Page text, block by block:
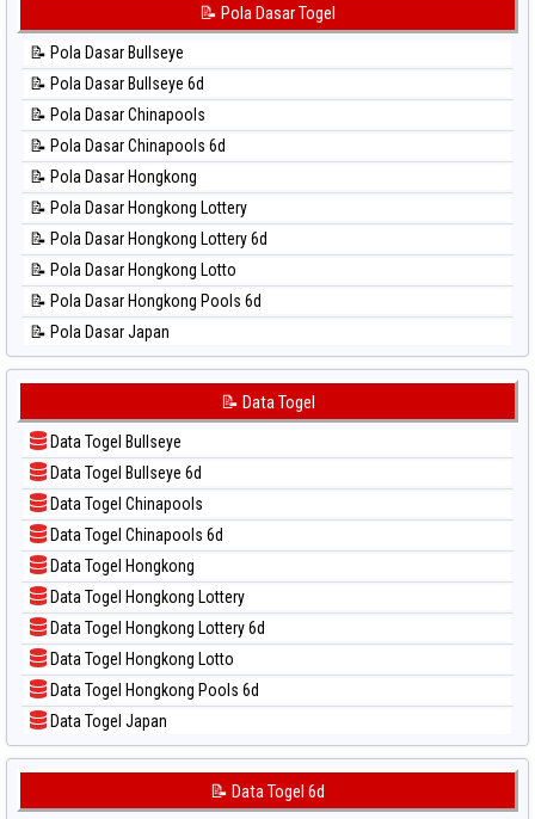
⚽ Bola Hitam Taiwan
📊 Statistik Kuda Lari
📊 Statistik Magnum Cambodia
📊 Statistik Nagoya
📊 Statistik New York Midday
📊 Statistik North Carolina Day
📊 Statistik Pcso
📊 Statistik Pennsylvania Day
📊 Statistik Sao Paulo
📊 Statistik Singapore
📊 Statistik Sydney
📊 Statistik Sydney Lottery
📊 Statistik Sydney Pools 6d
📊 Statistik Taipei
📊 Statistik Taiwan
📝 Pola Dasar Togel
📝 Pola Dasar Bullseye
📝 Pola Dasar Bullseye 6d
📝 Pola Dasar Chinapools
📝 Pola Dasar Chinapools 6d
📝 Pola Dasar Hongkong
📝 Pola Dasar Hongkong Lottery
📝 Pola Dasar Hongkong Lottery 6d
📝 Pola Dasar Hongkong Lotto
📝 Pola Dasar Hongkong Pools 6d
📝 Pola Dasar Japan
📝 Pola Dasar Japan 6d
📝 Pola Dasar Kuda Lari
📝 Pola Dasar Magnum Cambodia
📝 Pola Dasar Nagoya
📝 Pola Dasar North Carolina Day
📝 Pola Dasar Pcso
📝 Pola Dasar Sao Paulo
📝 Pola Dasar Singapore
📝 Pola Dasar Sydney
📝 Pola Dasar Sydney Lottery
📝 Pola Dasar Sydney Lottery 6d
📝 Pola Dasar Sydney Lotto
📝 Data Togel
Data Togel Bullseye
Data Togel Bullseye 6d
Data Togel Chinapools
Data Togel Chinapools 6d
Data Togel Hongkong
Data Togel Hongkong Lottery
Data Togel Hongkong Lottery 6d
Data Togel Hongkong Lotto
Data Togel Hongkong Pools 6d
Data Togel Japan
Data Togel Japan 6d
Data Togel Kuda Lari
📝 Data Togel 6d